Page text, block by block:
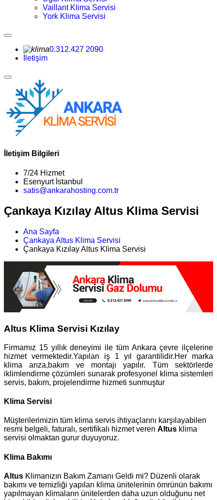
Vaillant Klima Servisi
York Klima Servisi
0.312.427 2090
İletişim
İletişim Bilgileri
7/24 Hizmet
Esenyurt İstanbul
satis@ankarahosting.com.tr
Çankaya Kızılay Altus Klima Servisi
Ana Sayfa
Çankaya Altus Klima Servisi
Çankaya Kızılay Altus Klima Servisi
Altus Klima Servisi Kızılay
Firmamız 15 yıllık deneyimi ile tüm Ankara çevre ilçelerine
hizmet vermektedir.Yapılan iş 1 yıl garantilidir.Her marka
klima arıza,bakım ve montajı yapılır. Tüm sektörlerde
iklimlendirme çözümleri sunarak profesyonel klima sistemleri
servis, bakım, projelendirme hizmeti sunmuştur
Klima Servisi
Müşterilerimizin tüm klima servis ihtiyaçlarını karşılayabilen
resmi belgeli, faturalı, sertifikalı hizmet veren Altus klima
servisi olmaktan gurur duyuyoruz.
Klima Bakımı
Altus Klimanızın Bakım Zamanı Geldi mi? Düzenli olarak
bakımı ve temizliği yapılan klima ünitelerinin ömrünün bakımı
yapılmayan klimaların ünitelerden daha uzun olduğunu net